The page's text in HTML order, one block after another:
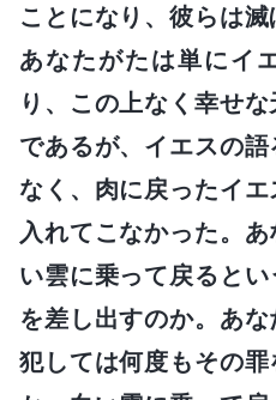
ことになり、彼らは滅
あなたがたは単にイ
り、この上なく幸せ
であるが、イエスの
なく、肉に戻ったイ
入れてこなかった。
い雲に乗って戻ると
を差し出すのか。あ
犯しては何度もその